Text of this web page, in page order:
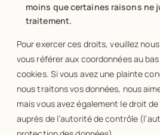
moins que certaines raisons ne
traitement.
Pour exercer ces droits, veuillez
vous référer aux coordonnées au
cookies. Si vous avez une plainte
nous traitons vos données, nous
mais vous avez également le droit
auprès de l’autorité de contrôle